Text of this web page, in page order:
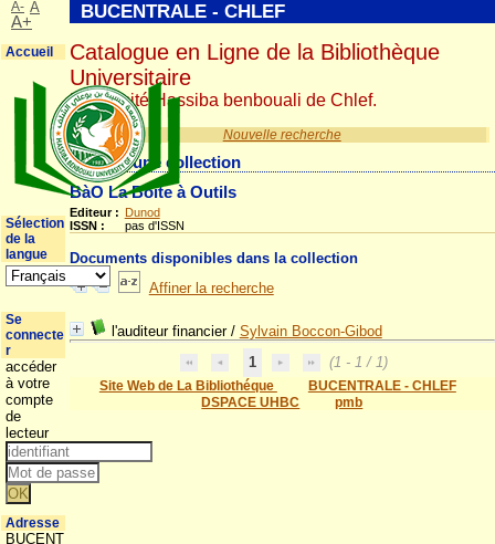
Nouvelle recherche
Détail d'une collection
BàO La Boîte à Outils
Editeur : Dunod
ISSN :
pas d'ISSN
Documents disponibles dans la collection
Affiner la recherche
l'auditeur financier/ Sylvain Boccon-Gibod
1
(1 - 1 / 1)
Site Web de La Bibliothéque
BUCENTRALE - CHLEF
DSPACE UHBC
pmb
BUCENTRALE - CHLEF
Catalogue en Ligne de la Bibliothèque
Universitaire
Université Hassiba benbouali de Chlef.
A- A
A+
Accueil
Sélection
de la
langue
Se
connecte
r
accéder
à votre
compte
de
lecteur
Adresse
BUCENT